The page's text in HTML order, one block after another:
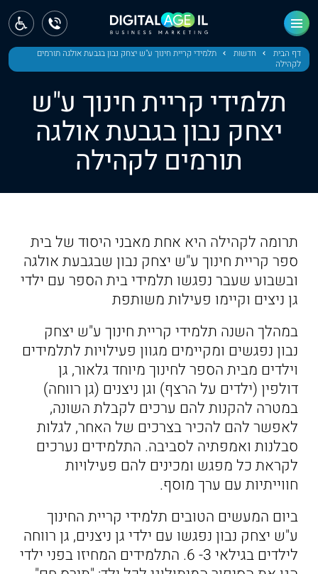
דף הבית חדשות
תלמידי קריית חינוך ע"ש יצחק נבון בגבעת אולגה תורמים
לקהילה
תלמידי קריית חינוך ע"ש
יצחק נבון בגבעת אולגה
תורמים לקהילה
תרומה לקהילה היא אחת מאבני היסוד של בית
ספר קריית חינוך ע"ש יצחק נבון שבגבעת אולגה
ובשבוע שעבר נפגשו תלמידי בית הספר עם ילדי
גן ניצים וקיימו פעילות משותפת
במהלך השנה תלמידי קריית חינוך ע"ש יצחק
נבון נפגשים ומקיימים מגוון פעילויות לתלמידים
וילדים מבית הספר לחינוך מיוחד גלאור, גן
דולפין (ילדים על הרצף) וגן ניצנים (גן רווחה)
במטרה להקנות להם ערכים לקבלת השונה,
לאפשר להם להכיר בצרכים של האחר, לגלות
סבלנות ואמפתיה לסביבה. התלמידים נערכים
לקראת כל מפגש ומכינים להם פעילויות
חווייתיות עם ערך מוסף.
ביום המעשים הטובים תלמידי קריית החינוך
ע"ש יצחק נבון נפגשו עם ילדי גן ניצנים, גן רווחה
לילדים בגילאי 3- 6. התלמידים המחיזו בפני ילדי
ראשי
חדשות
מחוז חיפה
מחוז מרכז
תל אביב